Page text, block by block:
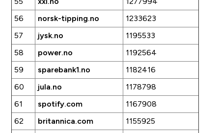
56
norsk-tipping.no
1233623
57
jysk.no
1195533
58
power.no
1192564
59
sparebank1.no
1182416
60
jula.no
1178798
61
spotify.com
1167908
62
britannica.com
1155925